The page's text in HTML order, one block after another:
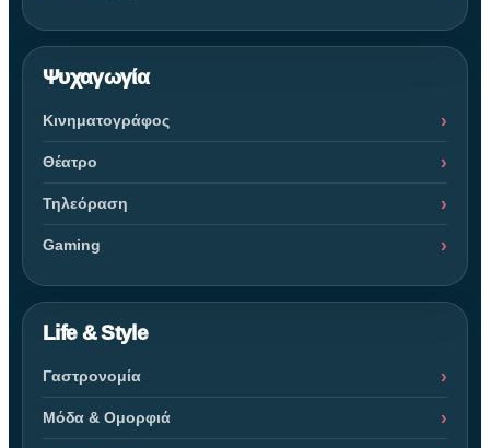
Ψυχαγωγία
Κινηματογράφος
Θέατρο
Τηλεόραση
Gaming
Life & Style
Γαστρονομία
Μόδα & Ομορφιά